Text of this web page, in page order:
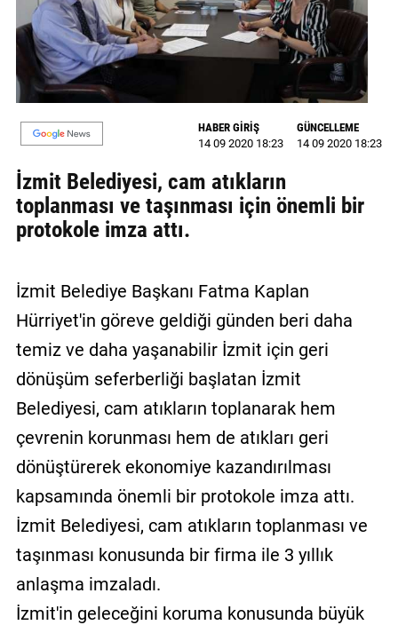
GALERİ
VİDEO
YAZARLAR
BİZE
Künye
İletişim
Sözleşmesi
Kullanıcı
Sözleşmesi
HABER GİRİŞ
14 09 2020 18:23
GÜNCELLEME
14 09 2020 18:23
İzmit Belediyesi, cam atıkların
toplanması ve taşınması için önemli bir
protokole imza attı.
İzmit Belediye Başkanı Fatma Kaplan
Hürriyet'in göreve geldiği günden beri daha
temiz ve daha yaşanabilir İzmit için geri
dönüşüm seferberliği başlatan İzmit
Belediyesi, cam atıkların toplanarak hem
çevrenin korunması hem de atıkları geri
dönüştürerek ekonomiye kazandırılması
kapsamında önemli bir protokole imza attı.
İzmit Belediyesi, cam atıkların toplanması ve
taşınması konusunda bir firma ile 3 yıllık
anlaşma imzaladı.
İzmit'in geleceğini koruma konusunda büyük